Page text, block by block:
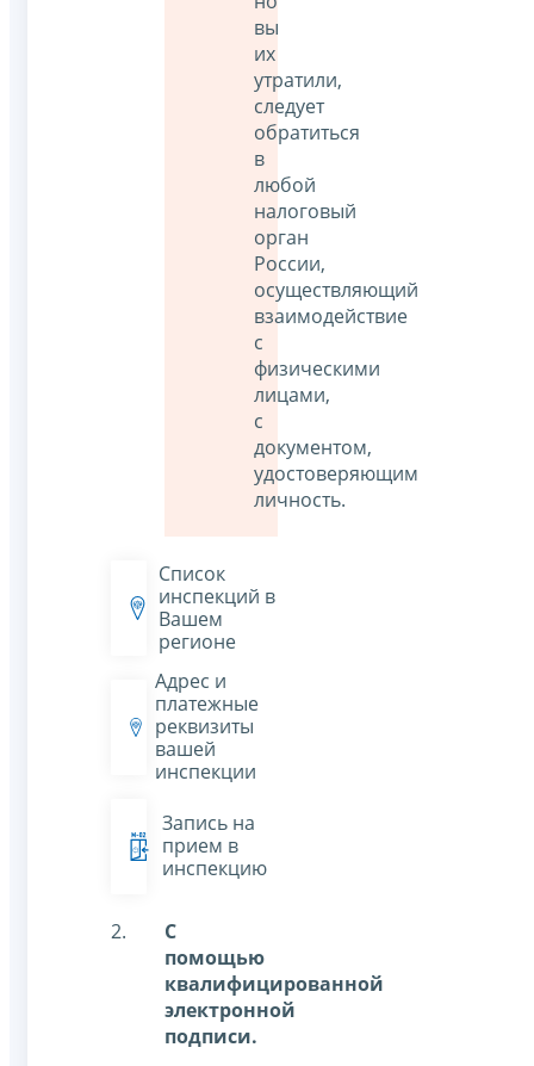
вы
их
утратили,
следует
обратиться
в
любой
налоговый
орган
России,
осуществляющий
взаимодействие
с
физическими
лицами,
с
документом,
удостоверяющим
личность.
Список
инспекций в
Вашем
регионе
Адрес и
платежные
реквизиты
вашей
инспекции
Запись на
прием в
инспекцию
С
помощью
квалифицированной
электронной
подписи.